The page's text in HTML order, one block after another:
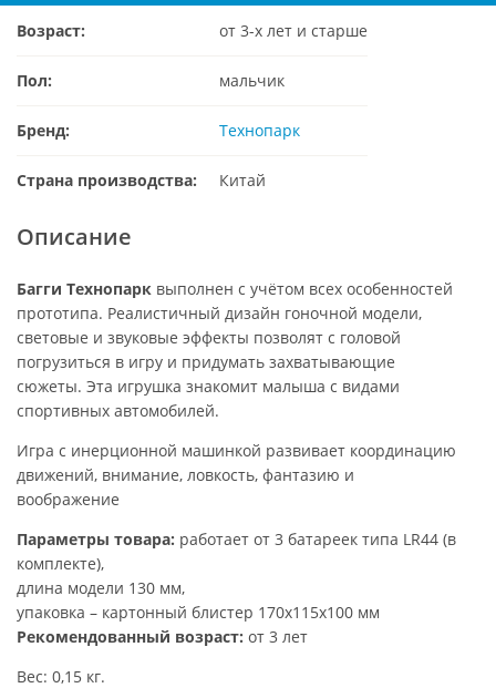
Возраст: от 3-х лет и старше
Пол: мальчик
Бренд: Технопарк
Страна производства: Китай
Описание
Багги Технопарк выполнен с учётом всех особенностей
прототипа. Реалистичный дизайн гоночной модели,
световые и звуковые эффекты позволят с головой
погрузиться в игру и придумать захватывающие
сюжеты. Эта игрушка знакомит малыша с видами
спортивных автомобилей.
Игра с инерционной машинкой развивает координацию
движений, внимание, ловкость, фантазию и
воображение
Параметры товара: работает от 3 батареек типа LR44 (в
комплекте),
длина модели 130 мм,
упаковка – картонный блистер 170х115х100 мм
Рекомендованный возраст: от 3 лет
Вес: 0,15 кг.